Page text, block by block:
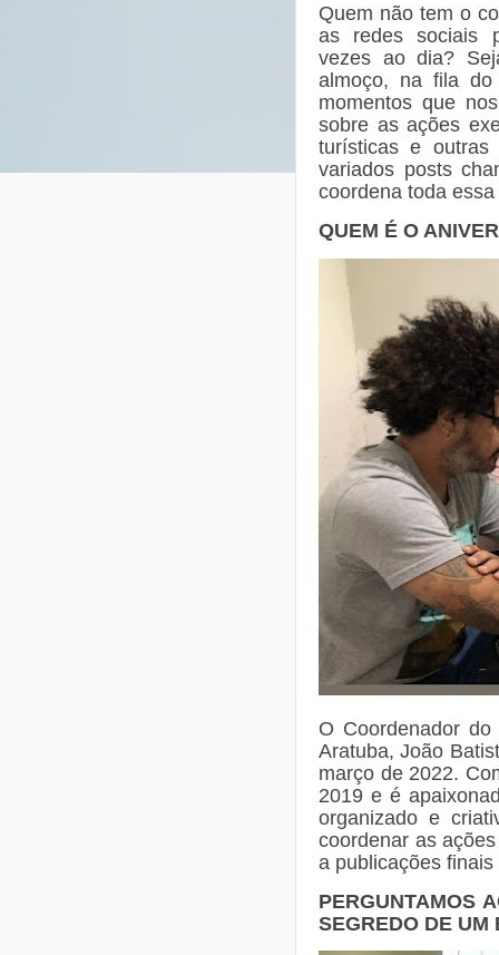
Quem não tem o
as redes sociais
vezes ao dia?
almoço, na fila
momentos que
sobre as ações
turísticas e outras
variados posts
coordena toda
QUEM É O
O Coordenador
Aratuba, João
março de 2022.
2019 e é
organizado e
coordenar as
a publicações
PERGUNTAMOS
SEGREDO DE UM